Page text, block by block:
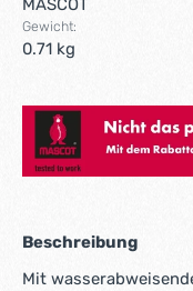
MASCOT
Gewicht:
0.71 kg
Hier gehts zum
Beschreibung
Mit